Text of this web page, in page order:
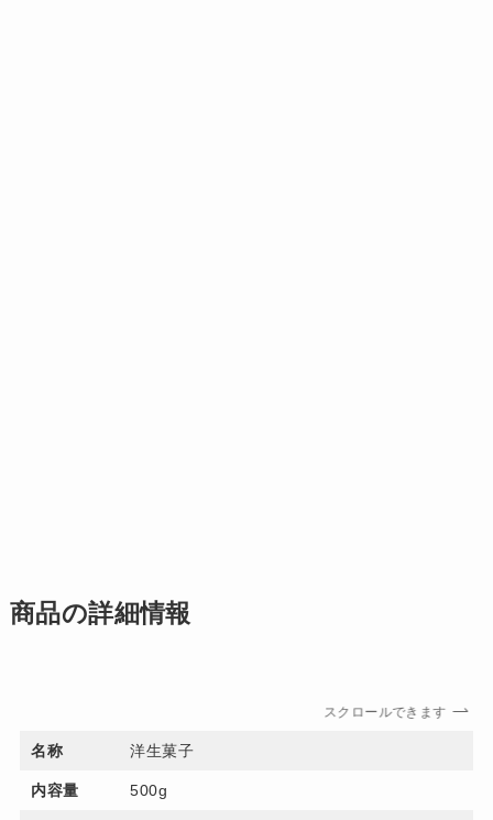
商品の詳細情報
スクロールできます
名称 洋生菓子
内容量 500g